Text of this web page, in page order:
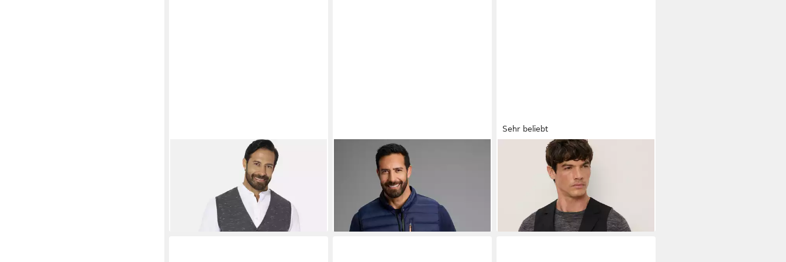
JAN VANDERSTORMSweatweste
AHLMANN im strukturiertem Design
MAN'S WORLDSteppweste mit
Sehkragen, ideal für den Übergang
ab 49,99 € UVP59,99 €
Sehr beliebt
BRUNO BANANIKurzweste mit
feiner Struktur